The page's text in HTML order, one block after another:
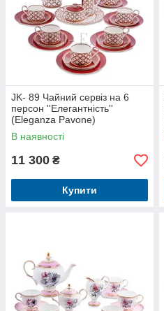
JK- 89 Чайний сервіз на 6
персон ''Елегантність''
(Eleganza Pavone)
В наявності
11 300 ₴
Купити